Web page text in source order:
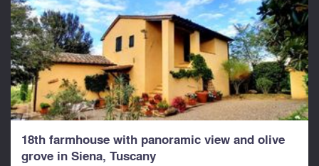
18th farmhouse with panoramic view and olive
grove in Siena, Tuscany